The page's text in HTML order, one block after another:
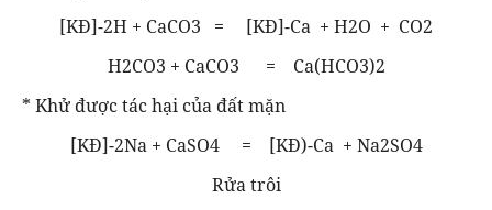
[KĐ]-2H + CaCO3 = [KĐ]-Ca + H2O + CO2
H2CO3 + CaCO3 = Ca(HCO3)2
* Khử được tác hại của đất mặn
[KĐ]-2Na + CaSO4 = [KĐ)-Ca + Na2SO4
Rửa trôi